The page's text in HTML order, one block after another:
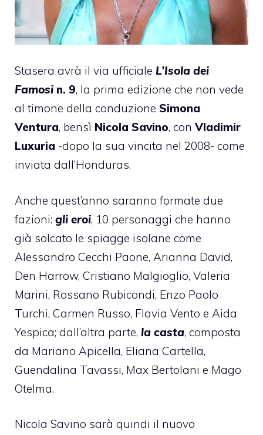
Stasera avrà il via ufficiale L’Isola dei
Famosi n. 9, la prima edizione che non vede
al timone della conduzione Simona
Ventura, bensì Nicola Savino, conVladimir
Luxuria -dopo la sua vincita nel 2008- come
inviata dall’Honduras.
Anche quest’anno saranno formate due
fazioni: gli eroi, 10 personaggi che hanno
già solcato le spiagge isolane come
Alessandro Cecchi Paone, Arianna David,
Den Harrow, Cristiano Malgioglio, Valeria
Marini, Rossano Rubicondi, Enzo Paolo
Turchi, Carmen Russo, Flavia Vento e Aida
Yespica; dall’altra parte, la casta, composta
da Mariano Apicella, Eliana Cartella,
Guendalina Tavassi, Max Bertolani e Mago
Otelma.
Nicola Savino sarà quindi il nuovo